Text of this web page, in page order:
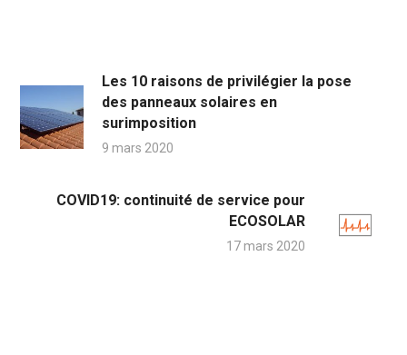
Les 10 raisons de privilégier la pose
des panneaux solaires en
surimposition
9 mars 2020
COVID19: continuité de service pour
ECOSOLAR
17 mars 2020